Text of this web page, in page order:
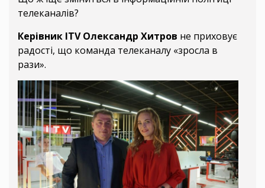
телеканалів?
Керівник ITV Олександр Хитров не приховує
радості, що команда телеканалу «зросла в
рази».